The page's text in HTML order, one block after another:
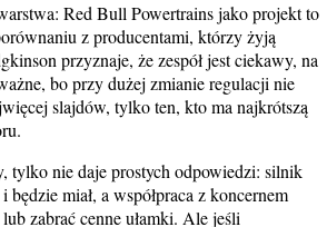
Red Bull Powertrains jako projekt to
z producentami, którzy żyją
przyznaje, że zespół jest ciekawy, na
bo przy dużej zmianie regulacji nie
slajdów, tylko ten, kto ma najkrótszą
tylko nie daje prostych odpowiedzi: silnik
miał, a współpraca z koncernem
zabrać cenne ułamki. Ale jeśli